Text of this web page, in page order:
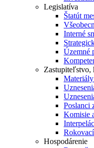
Legislatíva
Štatút
Interné
Územné
Zastupiteľstvo,
Poslanci
Komisie
Hospodárenie